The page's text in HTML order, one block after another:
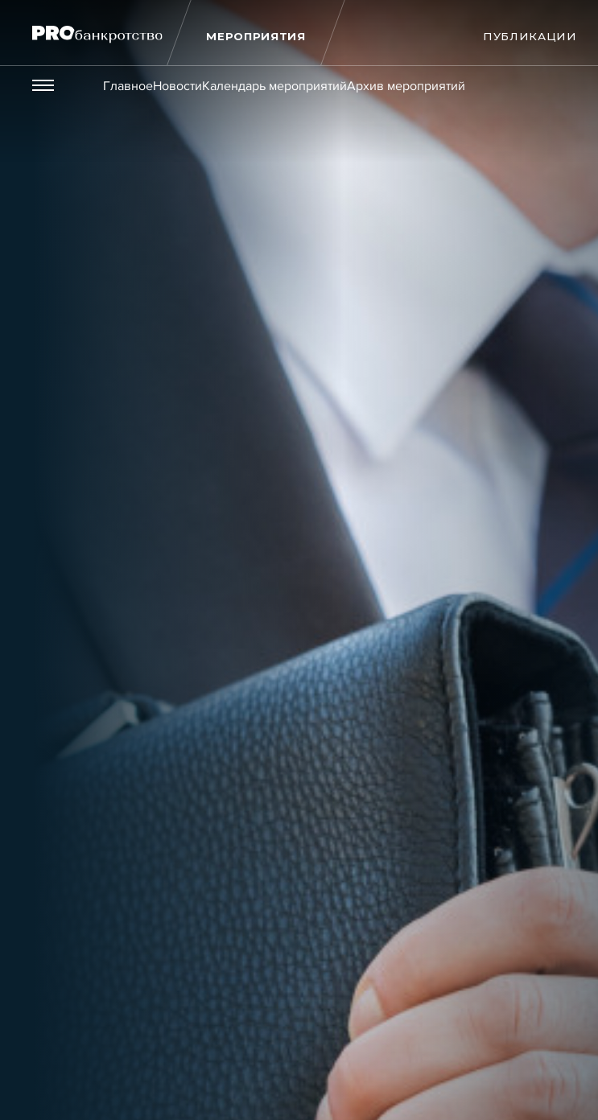
МЕРОПРИЯТИЯ ПУБЛИКАЦИИ
Везде
ГлавноеНовостиКалендарь мероприятийАрхив мероприятий
СтатьиЭксперт PRO Крупные банкротства
Обучения
ПерсоныКейсы